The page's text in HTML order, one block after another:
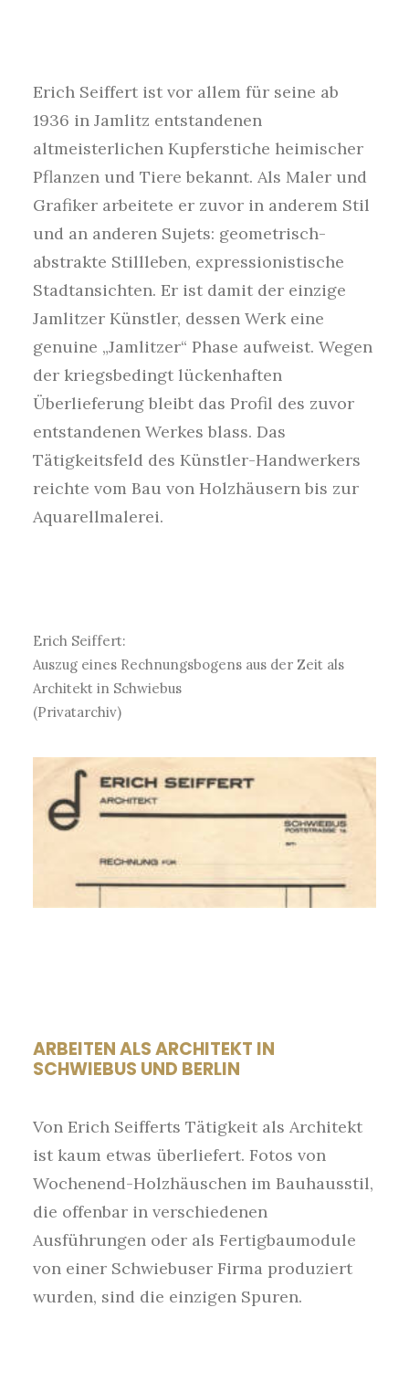
Erich Seiffert ist vor allem für seine ab
1936 in Jamlitz entstandenen
altmeisterlichen Kupferstiche heimischer
Pflanzen und Tiere bekannt. Als Maler und
Grafiker arbeitete er zuvor in anderem Stil
und an anderen Sujets: geometrisch-
abstrakte Stillleben, expressionistische
Stadtansichten. Er ist damit der einzige
Jamlitzer Künstler, dessen Werk eine
genuine „Jamlitzer“ Phase aufweist. Wegen
der kriegsbedingt lückenhaften
Überlieferung bleibt das Profil des zuvor
entstandenen Werkes blass. Das
Tätigkeitsfeld des Künstler-Handwerkers
reichte vom Bau von Holzhäusern bis zur
Aquarellmalerei.
Erich Seiffert:
Auszug eines Rechnungsbogens aus der Zeit als
Architekt in Schwiebus
(Privatarchiv)
ARBEITEN ALS ARCHITEKT IN
SCHWIEBUS UND BERLIN
Von Erich Seifferts Tätigkeit als Architekt
ist kaum etwas überliefert. Fotos von
Wochenend-Holzhäuschen im Bauhausstil,
die offenbar in verschiedenen
Ausführungen oder als Fertigbaumodule
von einer Schwiebuser Firma produziert
wurden, sind die einzigen Spuren.